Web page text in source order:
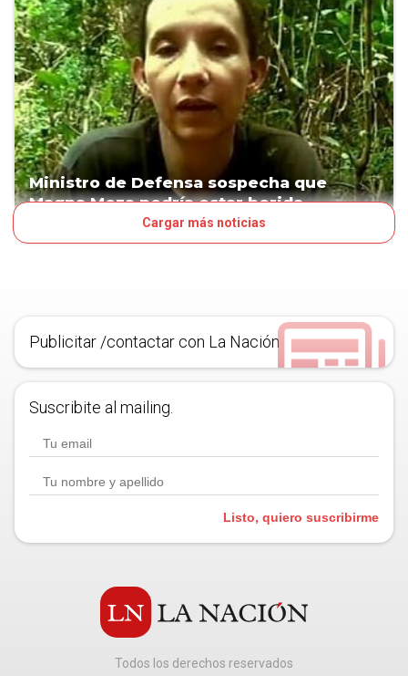
Ministro de Defensa sospecha que
Magna Meza podría estar herida
Cargar más noticias
Publicitar /contactar con La Nación
Suscribite al mailing.
Listo, quiero suscribirme
Todos los derechos reservados